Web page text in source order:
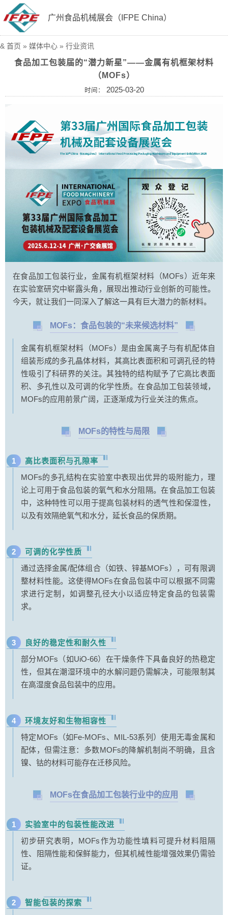
广州食品机械展会（IFPE China）
& 首页 » 媒体中心 » 行业资讯
食品加工包装届的“潜力新星”——金属有机框架材料
（MOFs）
时间： 2025-03-20
在食品加工包装行业，金属有机框架材料（MOFs）近年来
在实验室研究中崭露头角，展现出推动行业创新的可能性。
今天，就让我们一同深入了解这一具有巨大潜力的新材料。
MOFs：食品包装的“未来候选材料”
金属有机框架材料（MOFs）是由金属离子与有机配体自
组装形成的多孔晶体材料，其高比表面积和可调孔径的特
性吸引了科研界的关注。其独特的结构赋予了它高比表面
积、多孔性以及可调的化学性质。在食品加工包装领域，
MOFs的应用前景广阔，正逐渐成为行业关注的焦点。
MOFs的特性与局限
1
高比表面积与孔隙率
MOFs的多孔结构在实验室中表现出优异的吸附能力，理
论上可用于食品包装的氧气和水分阻隔。在食品加工包装
中，这种特性可以用于提高包装材料的透气性和保湿性，
以及有效隔绝氧气和水分，延长食品的保质期。
2
可调的化学性质
通过选择金属/配体组合（如铁、锌基MOFs），可有限调
整材料性能。这使得MOFs在食品包装中可以根据不同需
求进行定制，如调整孔径大小以适应特定食品的包装需
求。
3
良好的稳定性和耐久性
部分MOFs（如UiO-66）在干燥条件下具备良好的热稳定
性，但其在潮湿环境中的水解问题仍需解决，可能限制其
在高湿度食品包装中的应用。
4
环境友好和生物相容性
特定MOFs（如Fe-MOFs、MIL-53系列）使用无毒金属和
配体，但需注意：多数MOFs的降解机制尚不明确，且含
镍、钴的材料可能存在迁移风险。
MOFs在食品加工包装行业中的应用
1
实验室中的包装性能改进
初步研究表明，MOFs作为功能性填料可提升材料阻隔
性、阻隔性能和保鲜能力，但其机械性能增强效果仍需验
证。
2
智能包装的探索